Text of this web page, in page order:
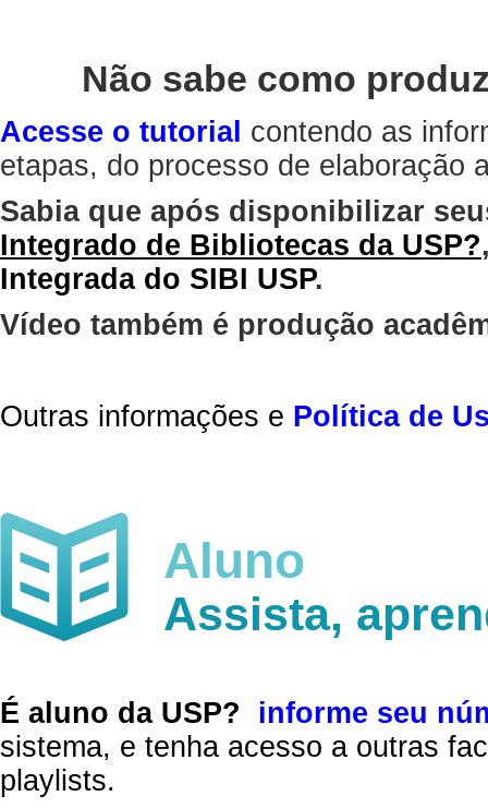
Não sabe como
Acesse o tutorial contendo as
etapas, do processo de elaboração
Sabia que após disponibilizar
Integrado de Bibliotecas da USP?
Integrada do SIBI USP.
Vídeo também é produção
Outras informações e Política de
Aluno
Assista,
É aluno da USP?
informe seu
sistema, e tenha acesso a outras
playlists.